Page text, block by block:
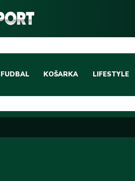
FUDBAL
DOMAĆI FUDBAL
LIGE PETICE
KOŠARKA
EVROLIGA
ABA LIGA
LIFESTYLE